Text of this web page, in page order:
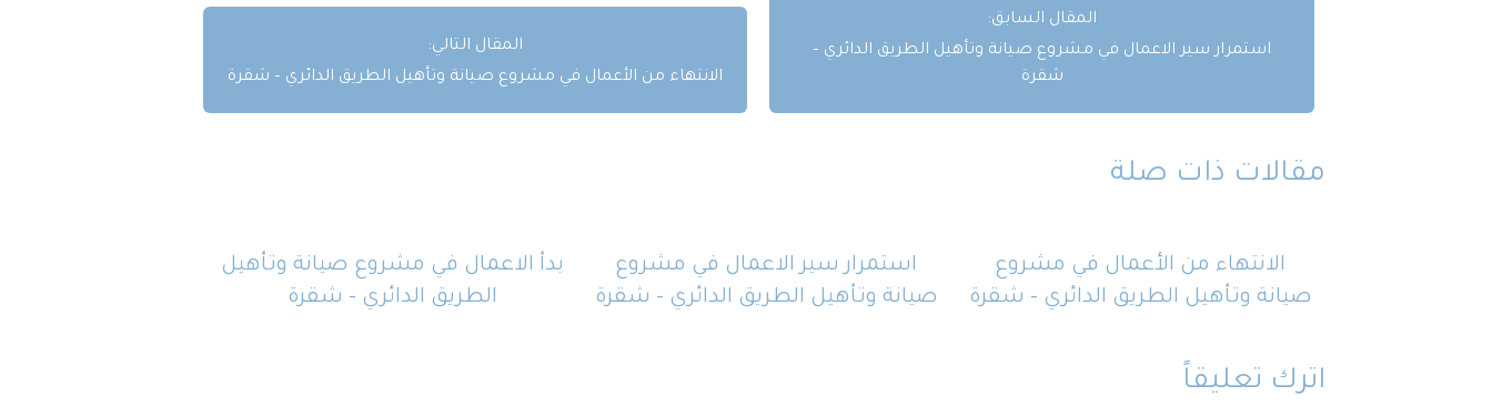
المقال السابق:
استمرار سير الاعمال في مشروع صيانة وتأهيل الطريق الدائري –
شقرة
المقال التالي:
الانتهاء من الأعمال في مشروع صيانة وتأهيل الطريق الدائري – شقرة
مقالات ذات صلة
الانتهاء من الأعمال في مشروع
صيانة وتأهيل الطريق الدائري – شقرة
استمرار سير الاعمال في مشروع
صيانة وتأهيل الطريق الدائري – شقرة
بدأ الاعمال في مشروع صيانة وتأهيل
الطريق الدائري – شقرة
اترك تعليقاً